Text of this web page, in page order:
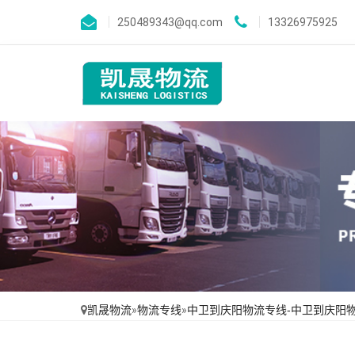
250489343@qq.com 13326975925
凯晟物流»物流专线»中卫到庆阳物流专线-中卫到庆阳